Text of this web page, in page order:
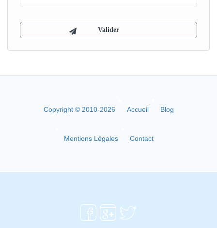
Copyright © 2010-2026 Accueil Blog
Mentions Légales Contact